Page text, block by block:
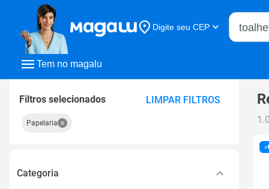
Tem no magalu
Digite seu CEP
Buscar
Filtros selecionados LIMPAR FILTROS
Papelaria
Categoria